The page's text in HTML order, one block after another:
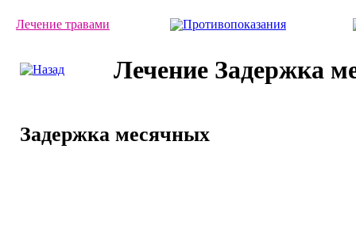
Лечение травами Противопоказания
Лечение Задержка
Задержка месячных